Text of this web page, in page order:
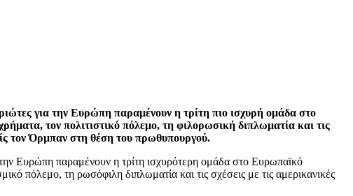
για την Ευρώπη παραμένουν η τρίτη πιο ισχυρή ομάδα στο
τον πολιτιστικό πόλεμο, τη φιλορωσική διπλωματία και τις
τον Όρμπαν στη θέση του πρωθυπουργού.
Ευρώπη παραμένουν η τρίτη ισχυρότερη ομάδα στο Ευρωπαϊκό
πόλεμο, τη ρωσόφιλη διπλωματία και τις σχέσεις με τις αμερικανικές